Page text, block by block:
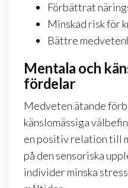
Förbättrat
Minskad risk för
Bättre
Mentala och
fördelar
Medveten ätande
känslomässiga
en positiv relation till
på den sensoriska
individer minska